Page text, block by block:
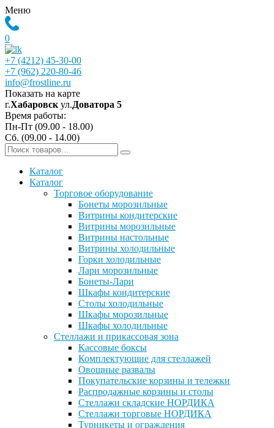
Меню
0
+7 (4212) 45-30-00
+7 (962) 220-80-46
info@frostline.ru
Показать на карте
г.Хабаровск ул.Доватора 5
Время работы:
Пн-Пт (09.00 - 18.00)
Сб. (09.00 - 14.00)
Каталог
Каталог
Торговое оборудование
Бонеты морозильные
Витрины кондитерские
Витрины морозильные
Витрины настольные
Витрины холодильные
Горки холодильные
Лари морозильные
Бонеты-Лари
Шкафы кондитерские
Столы холодильные
Шкафы морозильные
Шкафы холодильные
Стеллажи и прикассовая зона
Кассовые боксы
Комплектующие для стеллажей
Овощные развалы
Покупательские корзины и тележки
Распродажные корзины и столы
Стеллажи складские НОРДИКА
Стеллажи торговые НОРДИКА
Турникеты и ограждения